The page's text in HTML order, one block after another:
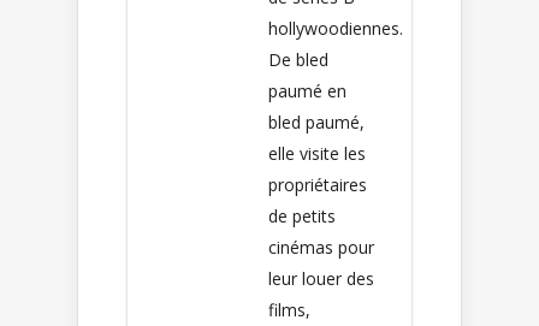
hollywoodiennes.
De bled
paumé en
bled paumé,
elle visite les
propriétaires
de petits
cinémas pour
leur louer des
films,